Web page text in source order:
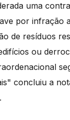
uma
por infração
de resíduos
ou
concluiu a